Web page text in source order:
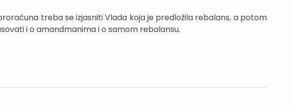
treba se izjasniti Vlada koja je predložila rebalans, a potom
i o amandmanima i o samom rebalansu.